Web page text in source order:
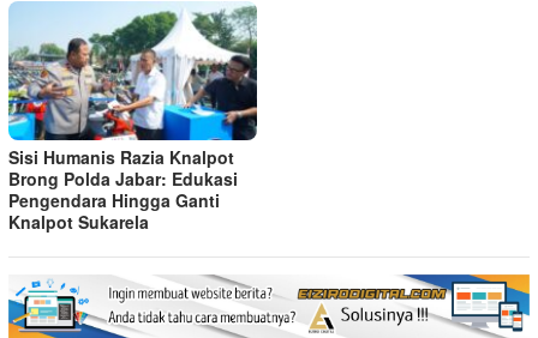
Sisi Humanis Razia Knalpot
Brong Polda Jabar: Edukasi
Pengendara Hingga Ganti
Knalpot Sukarela